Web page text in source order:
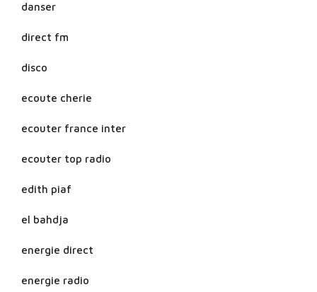
danser
direct fm
disco
ecoute cherie
ecouter france inter
ecouter top radio
edith piaf
el bahdja
energie direct
energie radio